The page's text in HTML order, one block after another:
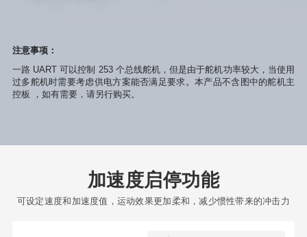
注意事项：
一路 UART 可以控制 253 个总线舵机，但是由于舵机功率较大，当使用
过多舵机时需要考虑供电方案能否满足要求。本产品不含图中的舵机主
控板
，如有需要，请另行购买。
加速度启停功能
可设定速度和加速度值，运动效果更加柔和，减少惯性带来的冲击力